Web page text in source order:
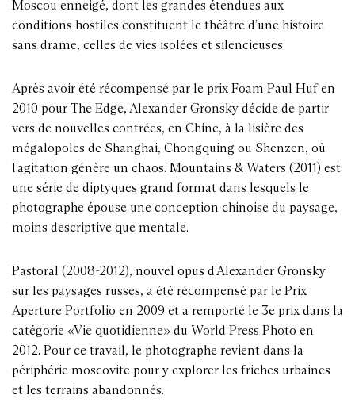
Moscou enneigé, dont les grandes étendues aux
conditions hostiles constituent le théâtre d’une histoire
sans drame, celles de vies isolées et silencieuses.
Après avoir été récompensé par le prix Foam Paul Huf en
2010 pour The Edge, Alexander Gronsky décide de partir
vers de nouvelles contrées, en Chine, à la lisière des
mégalopoles de Shanghai, Chongquing ou Shenzen, où
l’agitation génère un chaos. Mountains & Waters (2011) est
une série de diptyques grand format dans lesquels le
photographe épouse une conception chinoise du paysage,
moins descriptive que mentale.
Pastoral (2008-2012), nouvel opus d’Alexander Gronsky
sur les paysages russes, a été récompensé par le Prix
Aperture Portfolio en 2009 et a remporté le 3e prix dans la
catégorie «Vie quotidienne» du World Press Photo en
2012. Pour ce travail, le photographe revient dans la
périphérie moscovite pour y explorer les friches urbaines
et les terrains abandonnés.